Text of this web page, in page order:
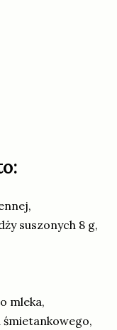
suszonych 8 g,
mleka,
śmietankowego,